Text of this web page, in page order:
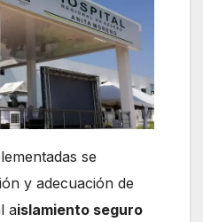
se
y adecuación de
aislamiento seguro